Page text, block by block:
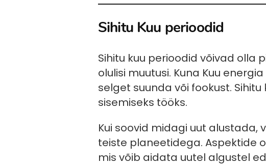
Sihitu Kuu perioodid
Sihitu kuu perioodid võivad olla
olulisi muutusi. Kuna Kuu
selget suunda või fookust.
sisemiseks tööks.
Kui soovid midagi uut alustada,
teiste planeetidega. Aspektide
mis võib aidata uutel algustel